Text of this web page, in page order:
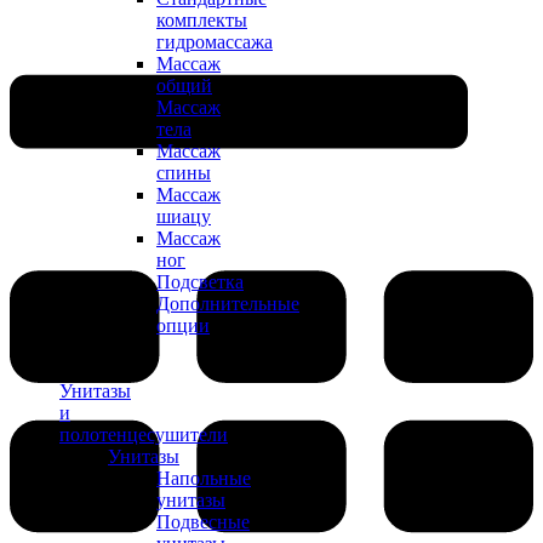
комплекты
гидромассажа
Массаж
общий
Массаж
тела
Массаж
спины
Массаж
шиацу
Массаж
ног
Подсветка
Дополнительные
опции
Унитазы
и
полотенцесушители
Унитазы
Напольные
унитазы
Подвесные